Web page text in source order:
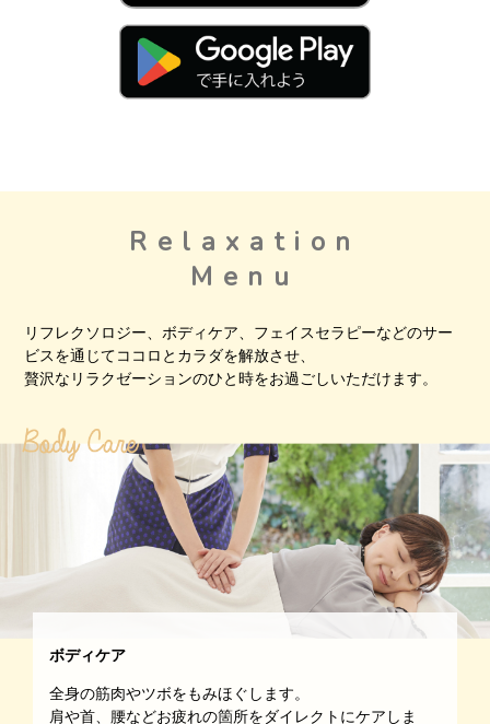
Relaxation
Menu
リフレクソロジー、ボディケア、フェイスセラピーなどのサー
ビスを通じてココロとカラダを解放させ、
贅沢なリラクゼーションのひと時をお過ごしいただけます。
ボディケア
全身の筋肉やツボをもみほぐします。
肩や首、腰などお疲れの箇所をダイレクトにケアしま